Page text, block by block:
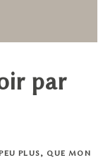
par
PLUS, QUE MON